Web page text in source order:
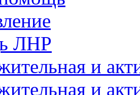
ЛНР
и
и